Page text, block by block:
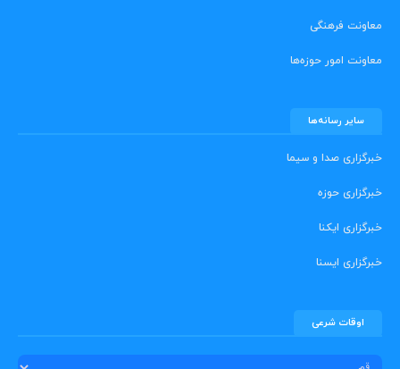
معاونت فرهنگی
معاونت امور حوزه‌ها
سایر رسانه‌ها
خبرگزاری صدا و سیما
خبرگزاری حوزه
خبرگزاری ایکنا
خبرگزاری ایسنا
اوقات شرعی